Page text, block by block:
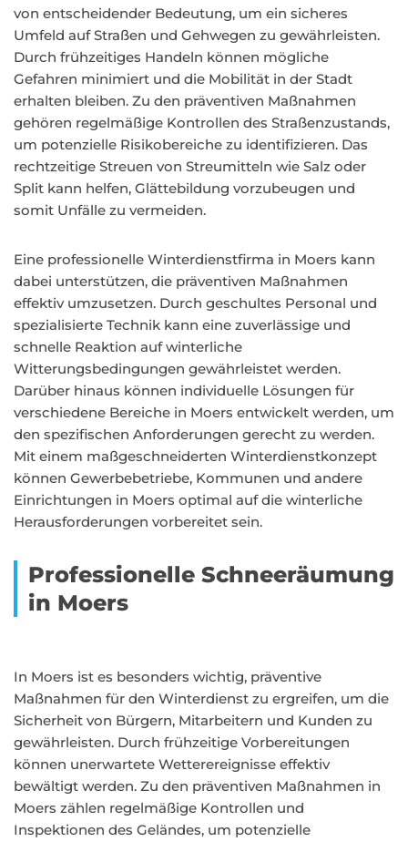
von entscheidender Bedeutung, um ein sicheres
Umfeld auf Straßen und Gehwegen zu gewährleisten.
Durch frühzeitiges Handeln können mögliche
Gefahren minimiert und die Mobilität in der Stadt
erhalten bleiben. Zu den präventiven Maßnahmen
gehören regelmäßige Kontrollen des Straßenzustands,
um potenzielle Risikobereiche zu identifizieren. Das
rechtzeitige Streuen von Streumitteln wie Salz oder
Split kann helfen, Glättebildung vorzubeugen und
somit Unfälle zu vermeiden.
Eine professionelle Winterdienstfirma in Moers kann
dabei unterstützen, die präventiven Maßnahmen
effektiv umzusetzen. Durch geschultes Personal und
spezialisierte Technik kann eine zuverlässige und
schnelle Reaktion auf winterliche
Witterungsbedingungen gewährleistet werden.
Darüber hinaus können individuelle Lösungen für
verschiedene Bereiche in Moers entwickelt werden, um
den spezifischen Anforderungen gerecht zu werden.
Mit einem maßgeschneiderten Winterdienstkonzept
können Gewerbebetriebe, Kommunen und andere
Einrichtungen in Moers optimal auf die winterliche
Herausforderungen vorbereitet sein.
Professionelle Schneeräumung
in Moers
In Moers ist es besonders wichtig, präventive
Maßnahmen für den Winterdienst zu ergreifen, um die
Sicherheit von Bürgern, Mitarbeitern und Kunden zu
gewährleisten. Durch frühzeitige Vorbereitungen
können unerwartete Wetterereignisse effektiv
bewältigt werden. Zu den präventiven Maßnahmen in
Moers zählen regelmäßige Kontrollen und
Inspektionen des Geländes, um potenzielle